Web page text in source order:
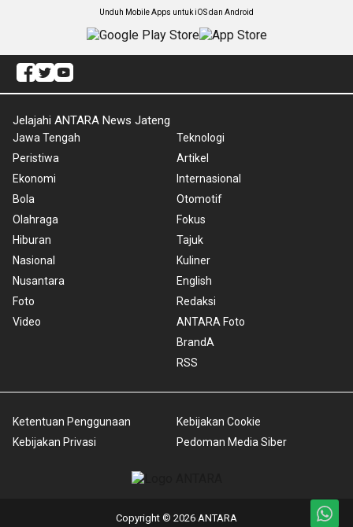
Unduh Mobile Apps untuk iOS dan Android
Jelajahi ANTARA News Jateng
Jawa Tengah
Peristiwa
Ekonomi
Bola
Olahraga
Hiburan
Nasional
Nusantara
Foto
Video
Teknologi
Artikel
Internasional
Otomotif
Fokus
Tajuk
Kuliner
English
Redaksi
ANTARA Foto
BrandA
RSS
Ketentuan Penggunaan
Kebijakan Privasi
Kebijakan Cookie
Pedoman Media Siber
Copyright © 2026 ANTARA